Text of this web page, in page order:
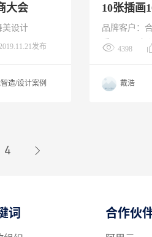
大会
础设施集团分销商大会 舞美设计
发布
造/设计案例
10张插画
品牌客户：
乔二两 H5
福。用户在
4398
戴浩
4
词 合作伙